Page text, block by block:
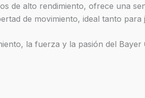
de alto rendimiento, ofrece una
de movimiento, ideal tanto
la fuerza y la pasión del